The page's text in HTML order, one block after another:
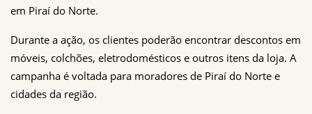
em Piraí do Norte.
Durante a ação, os clientes poderão encontrar descontos em
móveis, colchões, eletrodomésticos e outros itens da loja. A
campanha é voltada para moradores de Piraí do Norte e
cidades da região.